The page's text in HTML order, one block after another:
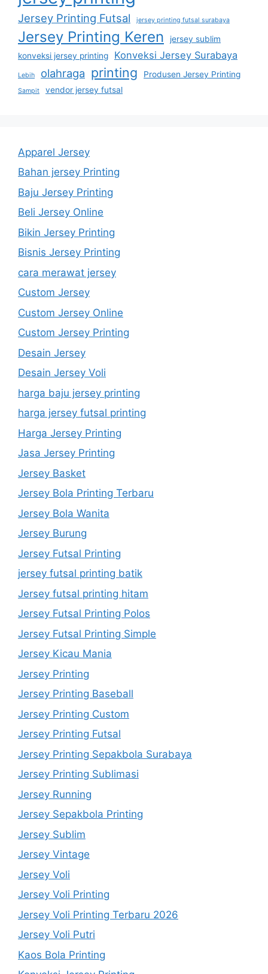
Jersey Printing Futsal jersey printing futsal surabaya
Jersey Printing Keren
jersey sublim
konveksi jersey printing
Konveksi Jersey Surabaya
Lebih olahraga printing Produsen Jersey Printing
Sampit vendor jersey futsal
Apparel Jersey
Bahan jersey Printing
Baju Jersey Printing
Beli Jersey Online
Bikin Jersey Printing
Bisnis Jersey Printing
cara merawat jersey
Custom Jersey
Custom Jersey Online
Custom Jersey Printing
Desain Jersey
Desain Jersey Voli
harga baju jersey printing
harga jersey futsal printing
Harga Jersey Printing
Jasa Jersey Printing
Jersey Basket
Jersey Bola Printing Terbaru
Jersey Bola Wanita
Jersey Burung
Jersey Futsal Printing
jersey futsal printing batik
Jersey futsal printing hitam
Jersey Futsal Printing Polos
Jersey Futsal Printing Simple
Jersey Kicau Mania
Jersey Printing
Jersey Printing Baseball
Jersey Printing Custom
Jersey Printing Futsal
Jersey Printing Sepakbola Surabaya
Jersey Printing Sublimasi
Jersey Running
Jersey Sepakbola Printing
Jersey Sublim
Jersey Vintage
Jersey Voli
Jersey Voli Printing
Jersey Voli Printing Terbaru 2026
Jersey Voli Putri
Kaos Bola Printing